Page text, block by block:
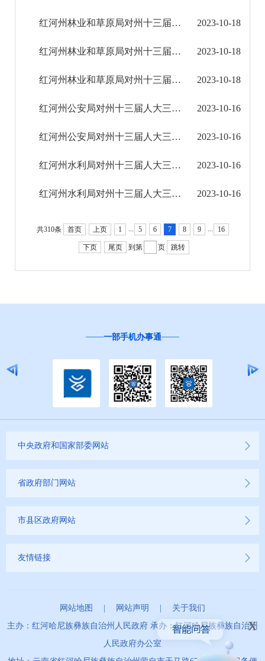
重大建设项目
重大民生信息
红河州林业和草原局对州十三届人大三次会议第348号建议的答复 2023-10-18
红河州林业和草原局对州十三届人大三次会议第340号建议的答复 2023-10-18
红河州林业和草原局对州十三届人大三次会议第127号建议的答复 2023-10-18
红河州公安局对州十三届人大三次会议第182号建议的答复 2023-10-16
红河州公安局对州十三届人大三次会议第173号建议的答复 2023-10-16
红河州水利局对州十三届人大三次会议第358号建议的答复 2023-10-16
红河州水利局对州十三届人大三次会议第355号建议的答复 2023-10-16
共310条 首页 上页 1 ... 5 6 7 8 9 ... 16
下页 尾页 到第 页 跳转
一部手机办事通
中央政府和国家部委网站
省政府部门网站
市县区政府网站
友情链接
网站地图 | 网站声明 | 关于我们
主办：红河哈尼族彝族自治州人民政府 承办：红河哈尼族彝族自治州
人民政府办公室
x